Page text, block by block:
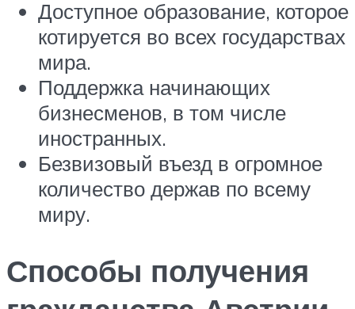
Доступное образование, которое
котируется во всех государствах
мира.
Поддержка начинающих
бизнесменов, в том числе
иностранных.
Безвизовый въезд в огромное
количество держав по всему
миру.
Способы получения